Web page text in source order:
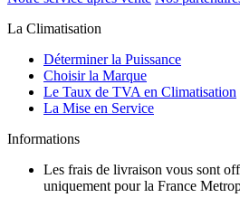
La Climatisation
Déterminer la Puissance
Choisir la Marque
Le Taux de TVA en Climatisation
La Mise en Service
Informations
Les frais de livraison vous sont
uniquement pour la France